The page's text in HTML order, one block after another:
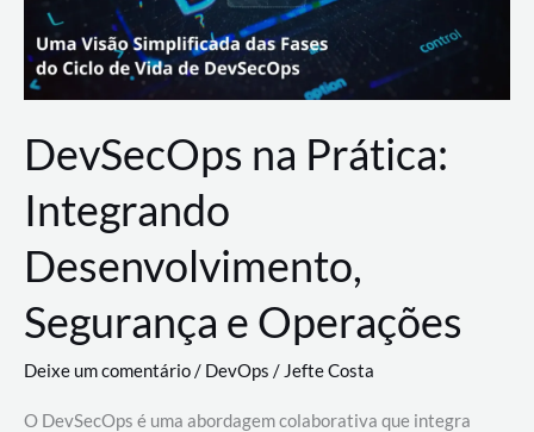
DevSecOps na Prática:
Integrando
Desenvolvimento,
Segurança e Operações
Deixe um comentário/ DevOps /Jefte Costa
O DevSecOps é uma abordagem colaborativa que integra